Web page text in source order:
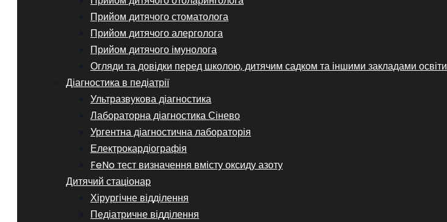
Прийом дитячого стоматолога
Прийом дитячого алерголога
Прийом дитячого імунолога
Огляди та довідки перед школою, дитячим садком та іншими закладами освіти
Діагностика в педіатрії
Ультразвукова діагностика
Лабораторна діагностика Сінево
Ургентна діагностична лабораторія
Електрокардіографія
FeNo тест визначення вмісту оксиду азоту
Дитячий стаціонар
Хірургічне відділення
Педіатричне відділення